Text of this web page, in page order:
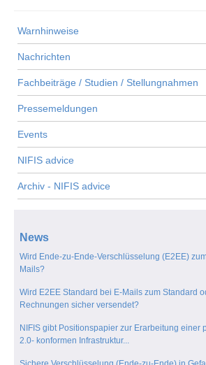
Warnhinweise
Nachrichten
Fachbeiträge / Studien / Stellungnahmen
Pressemeldungen
Events
NIFIS advice
Archiv - NIFIS advice
News
Wird Ende-zu-Ende-Verschlüsselung (E2EE)
Mails?
Wird E2EE Standard bei E-Mails zum Standard
Rechnungen sicher versendet?
NIFIS gibt Positionspapier zur Erarbeitung einer
2.0- konformen Infrastruktur...